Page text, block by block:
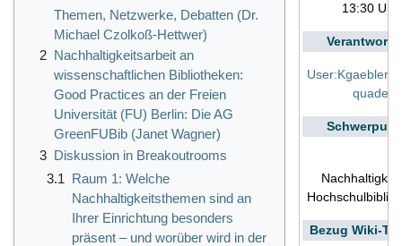
13:30 Uhr
User:Kgaebler,
quade
Bezug Wiki-
Themen, Netzwerke, Debatten (Dr.
Michael Czolkoß-Hettwer)
2 Nachhaltigkeitsarbeit an
wissenschaftlichen Bibliotheken:
Good Practices an der Freien
Universität (FU) Berlin: Die AG
GreenFUBib (Janet Wagner)
3 Diskussion in Breakoutrooms
3.1 Raum 1: Welche
Nachhaltigkeitsthemen sind an
Ihrer Einrichtung besonders
präsent – und worüber wird in der